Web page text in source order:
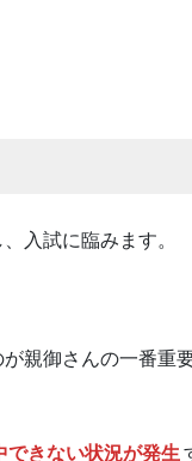
入試に臨みます。
親御さんの一番重
できない状況が発生